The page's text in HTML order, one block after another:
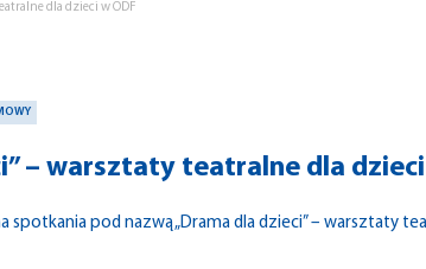
dla dzieci w ODF
– warsztaty teatralne dla dzieci
spotkania pod nazwą „Drama dla dzieci” – warsztaty